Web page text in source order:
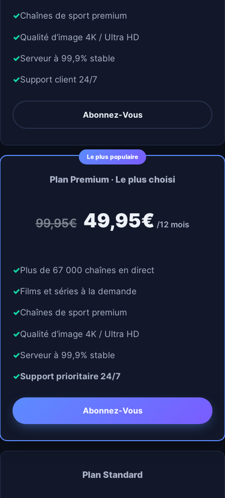
Chaînes de sport premium
Qualité d’image 4K / Ultra HD
Serveur à 99,9% stable
Support client 24/7
Abonnez-Vous
Plan Premium · Le plus choisi
99,95€ 49,95€ /12 mois
Plus de 67 000 chaînes en direct
Films et séries à la demande
Chaînes de sport premium
Qualité d’image 4K / Ultra HD
Serveur à 99,9% stable
Support prioritaire 24/7
Abonnez-Vous
Plan Standard